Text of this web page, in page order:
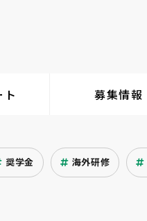
募集情報
奨学金 海外研修